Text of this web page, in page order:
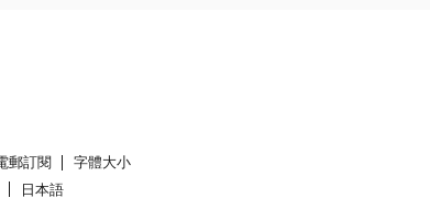
郵訂閱
字體大小
日本語